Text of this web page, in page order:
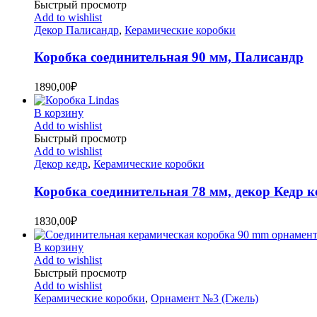
Быстрый просмотр
Add to wishlist
Декор Палисандр, Керамические коробки
Коробка соединительная 90 мм, Палисандр
1890,00₽
В корзину
Add to wishlist
Быстрый просмотр
Add to wishlist
Декор кедр, Керамические коробки
Коробка соединительная 78 мм, декор Кедр
1830,00₽
В корзину
Add to wishlist
Быстрый просмотр
Add to wishlist
Керамические коробки, Орнамент №3 (Гжель)